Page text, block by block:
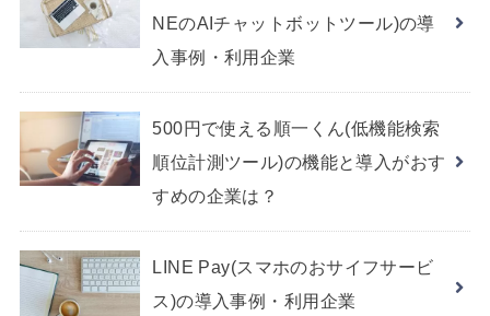
NEのAIチャットボットツール)の導
入事例・利用企業
500円で使える順一くん(低機能検索
順位計測ツール)の機能と導入がおす
すめの企業は？
LINE Pay(スマホのおサイフサービ
ス)の導入事例・利用企業